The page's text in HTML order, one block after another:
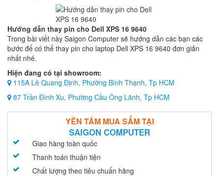
Hướng dẫn thay pin cho Dell XPS 16 9640
Trong bài viết này Saigon Computer sẽ hướng dẫn các bạn các
bước để có thể thay pin cho laptop Dell XPS 16 9640 đơn giản
nhất nhé.
Hiện đang có tại showroom:
115A Lê Quang Định, Phường Bình Thạnh, Tp HCM
87 Trần Đình Xu, Phường Cầu Ông Lãnh, Tp HCM
YÊN TÂM MUA SẮM TẠI
SAIGON COMPUTER
Giao hàng toàn quốc
Thanh toán thuận tiện
Chất lượng theo tiêu chuẩn hãng